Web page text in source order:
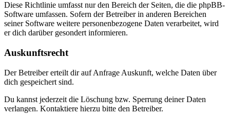
Diese Richtlinie umfasst nur den Bereich der Seiten, die die phpBB-
Software umfassen. Sofern der Betreiber in anderen Bereichen
seiner Software weitere personenbezogene Daten verarbeitet, wird
er dich darüber gesondert informieren.
Auskunftsrecht
Der Betreiber erteilt dir auf Anfrage Auskunft, welche Daten über
dich gespeichert sind.
Du kannst jederzeit die Löschung bzw. Sperrung deiner Daten
verlangen. Kontaktiere hierzu bitte den Betreiber.